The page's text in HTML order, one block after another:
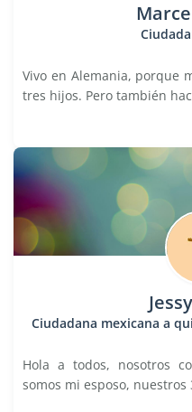
Vivo en Alemania, porque
tres hijos. Pero también
Ciudadana mexicana a
Hola a todos, nosotros
somos mi esposo, nuestros